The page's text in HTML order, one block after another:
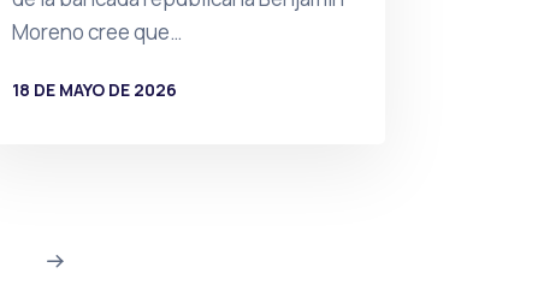
Moreno cree que…
18 DE MAYO DE 2026